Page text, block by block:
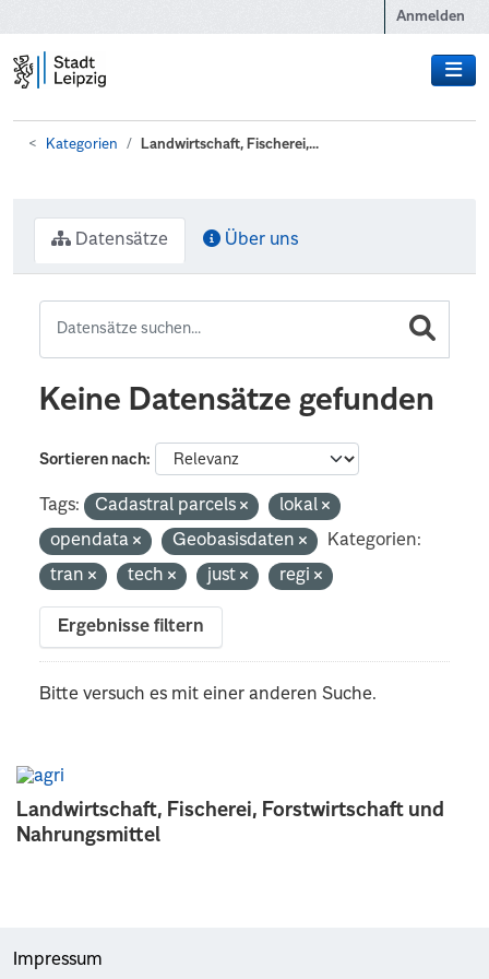
Anmelden
Kategorien Landwirtschaft, Fischerei,...
Landwirtschaft, Fischerei, Forstwirtschaft und
Nahrungsmittel
Datensätze Über uns
Keine Datensätze gefunden
Sortieren nach
Tags: Cadastral parcels
lokal
opendata
Geobasisdaten
Kategorien:
tran
tech just regi
Ergebnisse filtern
Bitte versuch es mit einer anderen Suche.
Impressum